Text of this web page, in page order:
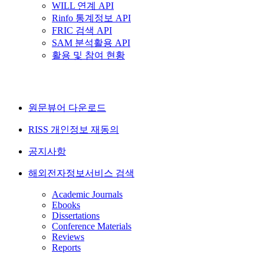
WILL 연계 API
Rinfo 통계정보 API
FRIC 검색 API
SAM 분석활용 API
활용 및 참여 현황
원문뷰어 다운로드
RISS 개인정보 재동의
공지사항
해외전자정보서비스 검색
Academic Journals
Ebooks
Dissertations
Conference Materials
Reviews
Reports